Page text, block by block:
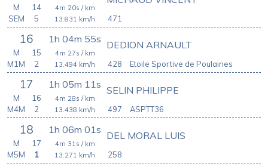
471
4m 20s / km
13.831 km/h
M
14
SEM
5
16 1h 04m 55s
428
DEDION ARNAULT
4m 27s / km
13.494 km/h
M
15
M1M
2 Etoile Sportive de Poulaines
17 1h 05m 11s
497
SELIN PHILIPPE
4m 28s / km
13.438 km/h
M
16
M4M
2 ASPTT36
18 1h 06m 01s
258
DEL MORAL LUIS
4m 31s / km
13.271 km/h
M
17
M5M
1